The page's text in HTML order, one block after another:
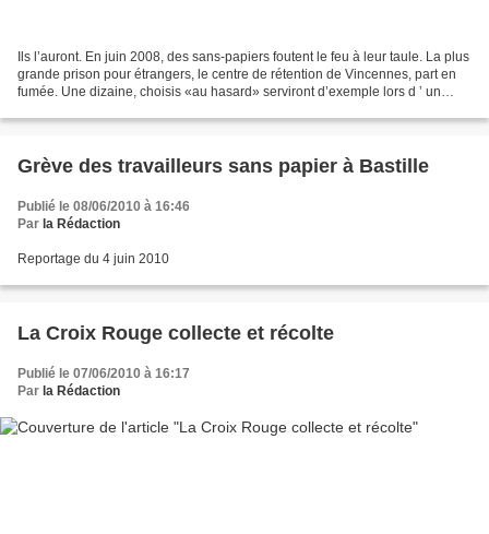
Ils l’auront. En juin 2008, des sans-papiers foutent le feu à leur taule. La plus
grande prison pour étrangers, le centre de rétention de Vincennes, part en
fumée. Une dizaine, choisis «au hasard» serviront d’exemple lors d ’ un
Grève des travailleurs sans papier à Bastille
Publié le 08/06/2010 à 16:46
Par la Rédaction
Reportage du 4 juin 2010
La Croix Rouge collecte et récolte
Publié le 07/06/2010 à 16:17
Par la Rédaction